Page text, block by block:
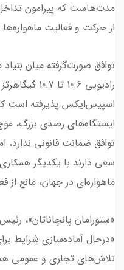
مدت‌هاست که پیرامون
از حرکت و فعالیت ماهواره‌ها
توافق صورت‌گرفته میان
رادیویی 10.6
اسپیس‌ایکس پذیرفته است که
ایستگاه‌های رصدی بزرگ، موج
توافق ضمانت قانونی
سعی دارند با یکدیگر
ماهواره‌ای در جهان، مانع
«ستورامان پانچاناتان»،
«در‌حال آماده‌سازی شرایط
تلاش‌های تجاری و عمومی